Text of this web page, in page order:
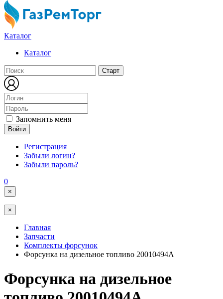
Каталог
Каталог
Запомнить меня
Войти
Регистрация
Забыли логин?
Забыли пароль?
0
×
×
Главная
Запчасти
Комплекты форсунок
Форсунка на дизельное топливо 20010494A
Форсунка на дизельное